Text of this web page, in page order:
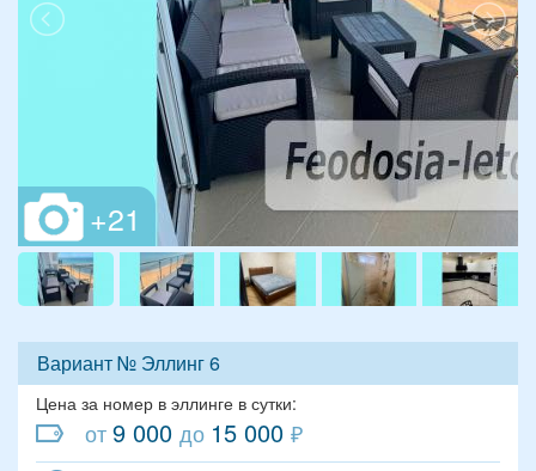
Вариант № Эллинг 6
Цена за номер в эллинге в сутки:
от9 000 до 15 000 ₽